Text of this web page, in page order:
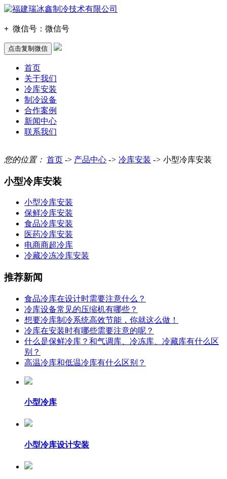
+ 微信号： 微信号
点击复制微信
首页
关于我们
冷库安装
制冷设备
合作案例
新闻中心
联系我们
您的位置： 首页 -> 产品中心 -> 冷库安装 -> 小型冷库安装
小型冷库安装
小型冷库安装
保鲜冷库安装
食品冷库安装
医药冷库安装
电商商超冷库
冷藏冷冻冷库安装
推荐新闻
食品冷库在设计时需要注意什么？
冷库设备常见的压缩机有哪些？
想要冷库制冷系统高效节能，你就这么做！
冷库在安装时有哪些需要注意的呢？
什么是保鲜冷库？和气调库、冷冻库、冷藏库有什么区
别？
高温冷库和低温冷库有什么区别？
小型冷库
小型冷库设计安装